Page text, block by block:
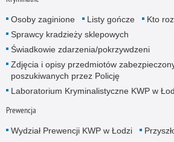
Osoby zaginione Listy gończe
Kto
Sprawcy kradzieży sklepowych
Świadkowie zdarzenia/pokrzywdzeni
Zdjęcia i opisy przedmiotów
poszukiwanych przez Policję
Laboratorium Kryminalistyczne KWP w
Prewencja
Wydział Prewencji KWP w Łodzi